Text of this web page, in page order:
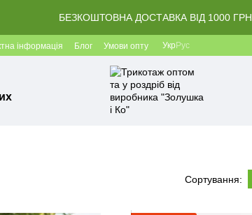
БЕЗКОШТОВНА ДОСТАВКА ВІД 1000 ГРН.
інформація Блог Умови опту Укр Рус
Сортування: